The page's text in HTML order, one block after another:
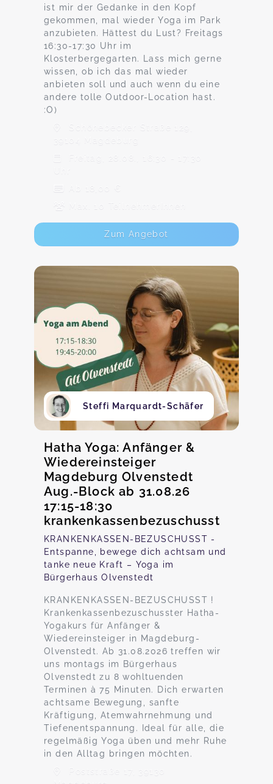
ist mir der Gedanke in den Kopf
gekommen, mal wieder Yoga im Park
anzubieten. Hättest du Lust? Freitags
16:30-17:30 Uhr im
Klosterbergegarten. Lass mich gerne
wissen, ob ich das mal wieder
anbieten soll und auch wenn du eine
andere tolle Outdoor-Location hast.
:O)
Schönebecker Straße 129,
39104 Magdeburg
Freitag, 28.08., 16:30 - 17:30
Ab 18,00 €
Max. 10 TeilnehmerInnen
Zum Angebot
Steffi Marquardt-Schäfer
Hatha Yoga: Anfänger &
Wiedereinsteiger
Magdeburg Olvenstedt
Aug.-Block ab 31.08.26
17:15-18:30
krankenkassenbezuschusst
KRANKENKASSEN-BEZUSCHUSST -
Entspanne, bewege dich achtsam und
tanke neue Kraft – Yoga im
Bürgerhaus Olvenstedt
KRANKENKASSEN-BEZUSCHUSST !
Krankenkassenbezuschusster Hatha-
Yogakurs für Anfänger &
Wiedereinsteiger in Magdeburg-
Olvenstedt. Ab 31.08.2026 treffen wir
uns montags im Bürgerhaus
Olvenstedt zu 8 wohltuenden
Terminen à 75 Minuten. Dich erwarten
achtsame Bewegung, sanfte
Kräftigung, Atemwahrnehmung und
Tiefenentspannung. Ideal für alle, die
regelmäßig Yoga üben und mehr Ruhe
in den Alltag bringen möchten.
Poststraße 17, 39130